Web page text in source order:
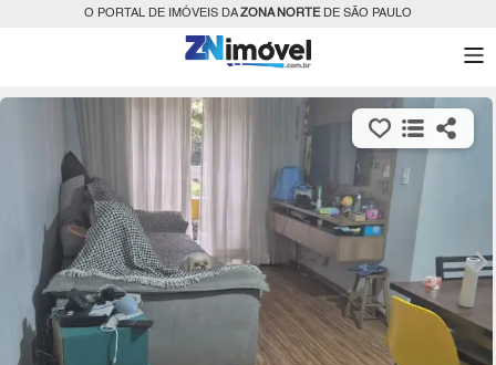
O PORTAL DE IMÓVEIS DAZONA NORTEDE SÃO PAULO